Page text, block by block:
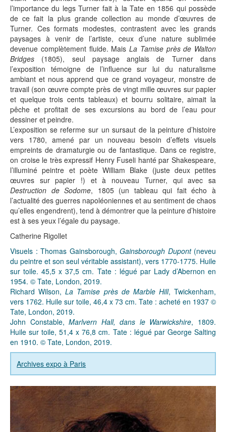
l’importance du legs Turner fait à la Tate en 1856 qui possède
de ce fait la plus grande collection au monde d’œuvres de
Turner. Ces formats modestes, contrastent avec les grands
paysages à venir de l’artiste, ceux d’une nature sublimée
devenue complètement fluide. Mais La Tamise près de Walton
Bridges (1805), seul paysage anglais de Turner dans
l’exposition témoigne de l’influence sur lui du naturalisme
ambiant et nous apprend que ce grand voyageur, monstre de
travail (son œuvre compte près de vingt mille œuvres sur papier
et quelque trois cents tableaux) et bourru solitaire, aimait la
pêche et profitait de ses excursions au bord de l’eau pour
dessiner et peindre.
L’exposition se referme sur un sursaut de la peinture d’histoire
vers 1780, amené par un nouveau besoin d’effets visuels
empreints de dramaturgie ou de fantastique. Dans ce registre,
on croise le très expressif Henry Fuseli hanté par Shakespeare,
l’illuminé peintre et poète William Blake (juste deux petites
œuvres sur papier !) et à nouveau Turner, qui avec sa
Destruction de Sodome, 1805 (un tableau qui fait écho à
l’actualité des guerres napoléoniennes et au sentiment de chaos
qu’elles engendrent), tend à démontrer que la peinture d’histoire
est à ses yeux l’égale du paysage.
Catherine Rigollet
Visuels : Thomas Gainsborough, Gainsborough Dupont(neveu
du peintre et son seul véritable assistant), vers 1770-1775. Huile
sur toile. 45,5 x 37,5 cm. Tate : légué par Lady d’Abernon en
1954. © Tate, London, 2019.
Richard Wilson,La Tamise près de Marble Hill, Twickenham,
vers 1762. Huile sur toile, 46,4 x 73 cm. Tate : acheté en 1937 ©
Tate, London, 2019.
John Constable,Marlvern Hall, dans le Warwickshire, 1809.
Huile sur toile, 51,4 x 76,8 cm. Tate : légué par George Salting
en 1910. © Tate, London, 2019.
Archives expo à Paris